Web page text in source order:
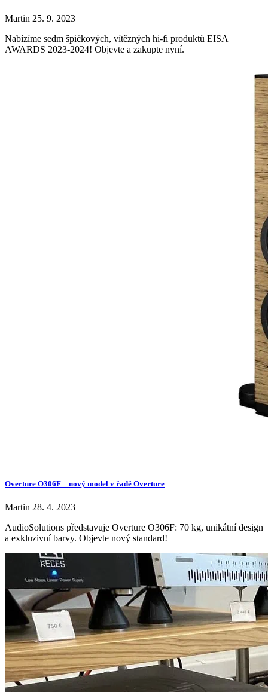
Martin 25. 9. 2023
Nabízíme sedm špičkových, vítězných hi-fi produktů EISA
AWARDS 2023-2024! Objevte a zakupte nyní.
Overture O306F – nový model v řadě Overture
Martin 28. 4. 2023
AudioSolutions představuje Overture O306F: 70 kg, unikátní design
a exkluzivní barvy. Objevte nový standard!